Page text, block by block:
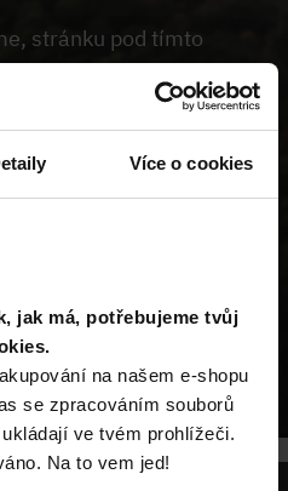
Více o cookies
jak má, potřebujeme tvůj
na našem e-shopu
se zpracováním souborů
ve tvém prohlížeči.
Na to vem jed!
stránku pod tímto
nemůžeme najít.
Buď je
je požadovaný produkt